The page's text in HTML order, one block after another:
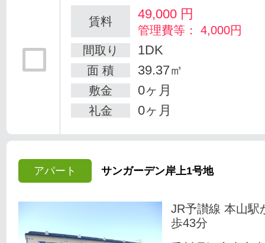
賃料 49,000 円
管理費等： 4,000円
間取り
1DK
面 積 39.37㎡
敷金 0ヶ月
礼金 0ヶ月
アパート サンガーデン岸上1号地
JR予讃線 本山駅
歩43分